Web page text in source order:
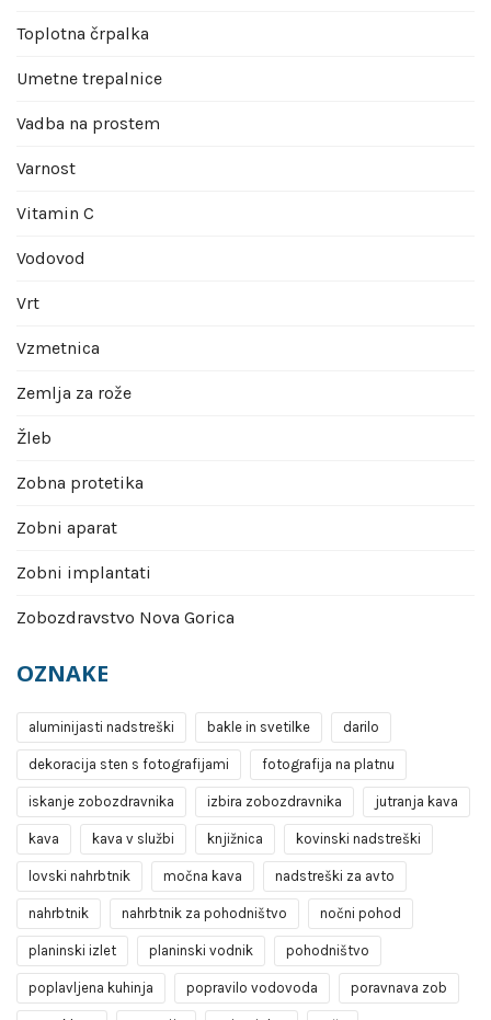
Toplotna črpalka
Umetne trepalnice
Vadba na prostem
Varnost
Vitamin C
Vodovod
Vrt
Vzmetnica
Zemlja za rože
Žleb
Zobna protetika
Zobni aparat
Zobni implantati
Zobozdravstvo Nova Gorica
OZNAKE
aluminijasti nadstreški bakle in svetilke darilo
dekoracija sten s fotografijami fotografija na platnu
iskanje zobozdravnika izbira zobozdravnika jutranja kava
kava kava v službi knjižnica kovinski nadstreški
lovski nahrbtnik močna kava nadstreški za avto
nahrbtnik nahrbtnik za pohodništvo nočni pohod
planinski izlet planinski vodnik pohodništvo
poplavljena kuhinja popravilo vodovoda poravnava zob